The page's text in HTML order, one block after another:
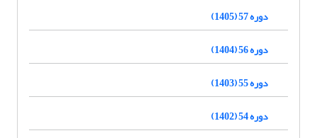
دوره 57 (1405)
دوره 56 (1404)
دوره 55 (1403)
دوره 54 (1402)